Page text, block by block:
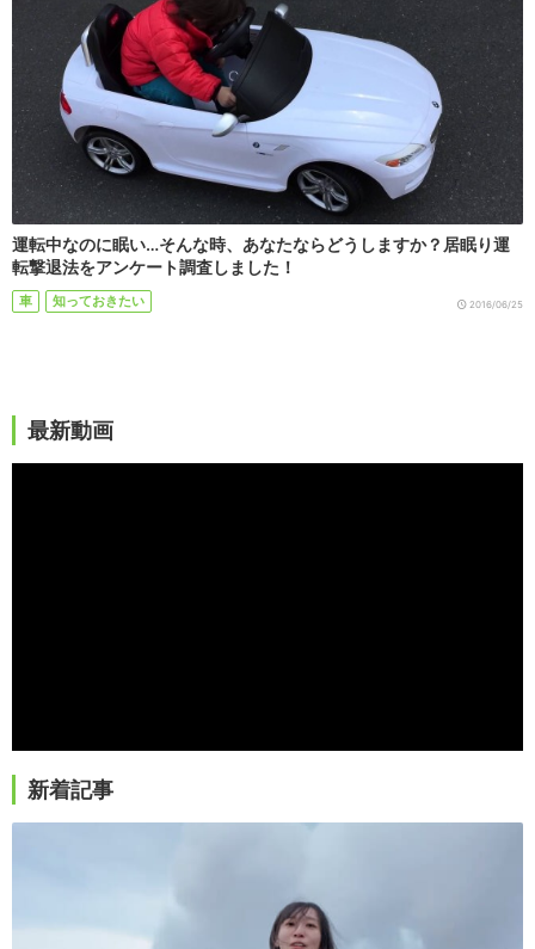
運転中なのに眠い…そんな時、あなたならどうしますか？居眠り運
転撃退法をアンケート調査しました！
車 知っておきたい 2016/06/25
最新動画
新着記事